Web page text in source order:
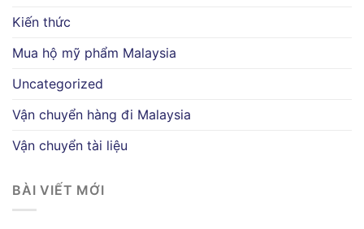
Kiến thức
Mua hộ mỹ phẩm Malaysia
Uncategorized
Vận chuyển hàng đi Malaysia
Vận chuyển tài liệu
BÀI VIẾT MỚI